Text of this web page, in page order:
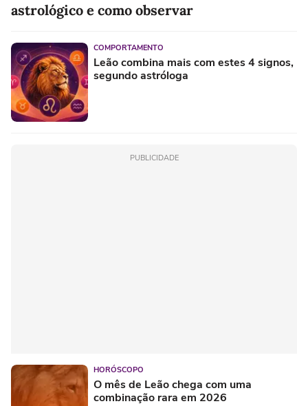
astrológico e como observar
COMPORTAMENTO
Leão combina mais com estes 4 signos,
segundo astróloga
PUBLICIDADE
HORÓSCOPO
O mês de Leão chega com uma
combinação rara em 2026